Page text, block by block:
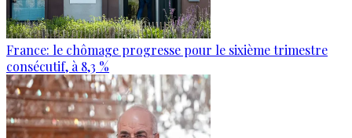
France: le chômage progresse pour le sixième trimestre
consécutif, à 8,3 %